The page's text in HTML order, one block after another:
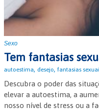
Sexo
Tem fantasias
autoestima, desejo, fantasias
Descubra o poder das
elevar a autoestima, a
nosso nível de stress ou a